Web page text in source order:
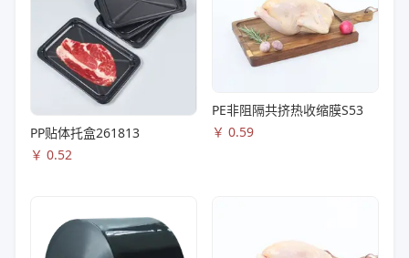
PP贴体托盒261813
￥ 0.52
PE非阻隔共挤热收缩膜S53
￥ 0.59